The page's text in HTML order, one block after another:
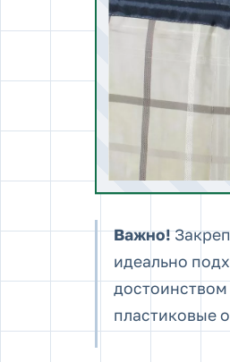
Важно!
идеально
достоинством
пластиковые